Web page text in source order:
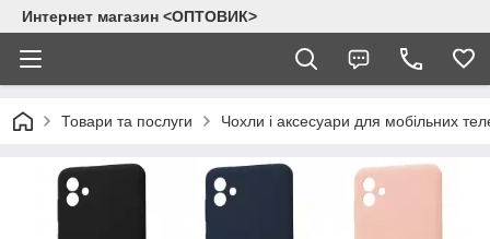
Интернет магазин <ОПТОВИК>
Товари та послуги Чохли і аксесуари для мобільних